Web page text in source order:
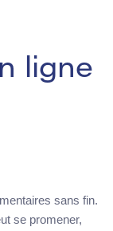
ligne
sans fin.
se promener,